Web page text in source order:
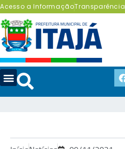
Acesso a InformaçãoTransparência